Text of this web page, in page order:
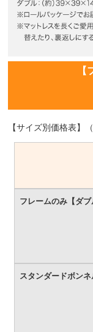
【
【サイズ別価格表】